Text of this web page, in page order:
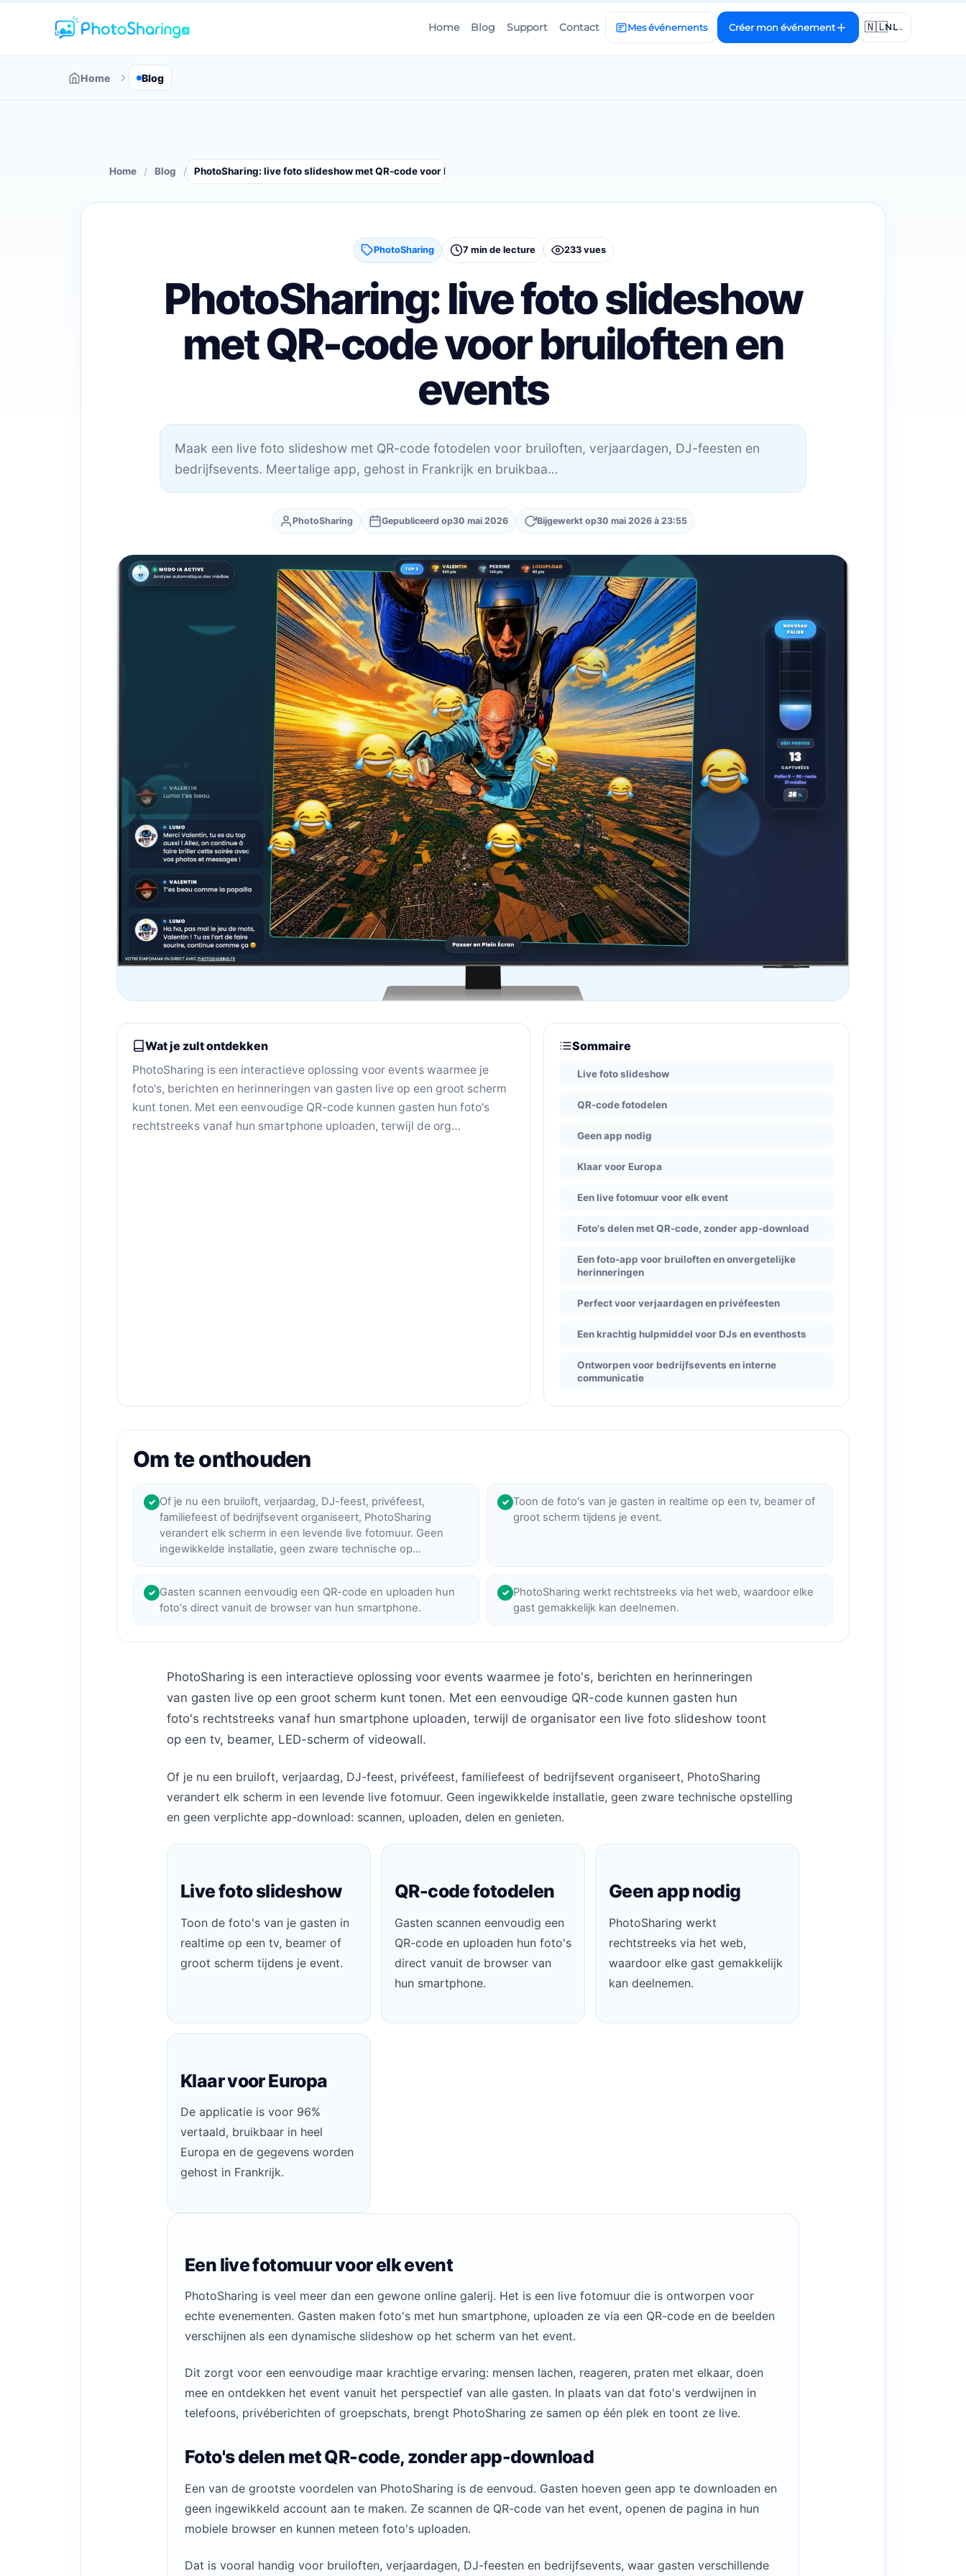
Home Blog Support Contact Mes événements Créer mon événement 🇳🇱NL⌄
Home Blog
Home / Blog / PhotoSharing: live foto slideshow met QR-code voor bruiloften en events
PhotoSharing 7 min de lecture 233 vues
PhotoSharing: live foto slideshow
met QR-code voor bruiloften en
events
Maak een live foto slideshow met QR-code fotodelen voor bruiloften, verjaardagen, DJ-feesten en
bedrijfsevents. Meertalige app, gehost in Frankrijk en bruikbaa…
PhotoSharing Gepubliceerd op30 mai 2026 Bijgewerkt op30 mai 2026 à 23:55
Wat je zult ontdekken
PhotoSharing is een interactieve oplossing voor events waarmee je
foto's, berichten en herinneringen van gasten live op een groot scherm
kunt tonen. Met een eenvoudige QR-code kunnen gasten hun foto's
rechtstreeks vanaf hun smartphone uploaden, terwijl de org…
Sommaire
Live foto slideshow
QR-code fotodelen
Geen app nodig
Klaar voor Europa
Een live fotomuur voor elk event
Foto's delen met QR-code, zonder app-download
Een foto-app voor bruiloften en onvergetelijke
herinneringen
Perfect voor verjaardagen en privéfeesten
Een krachtig hulpmiddel voor DJs en eventhosts
Ontworpen voor bedrijfsevents en interne
communicatie
Om te onthouden
✓ Of je nu een bruiloft, verjaardag, DJ-feest, privéfeest,
familiefeest of bedrijfsevent organiseert, PhotoSharing
verandert elk scherm in een levende live fotomuur. Geen
ingewikkelde installatie, geen zware technische op…
✓ Toon de foto's van je gasten in realtime op een tv, beamer of
groot scherm tijdens je event.
✓ Gasten scannen eenvoudig een QR-code en uploaden hun
foto's direct vanuit de browser van hun smartphone.
✓ PhotoSharing werkt rechtstreeks via het web, waardoor elke
gast gemakkelijk kan deelnemen.
PhotoSharing is een interactieve oplossing voor events waarmee je foto's, berichten en herinneringen
van gasten live op een groot scherm kunt tonen. Met een eenvoudige QR-code kunnen gasten hun
foto's rechtstreeks vanaf hun smartphone uploaden, terwijl de organisator een live foto slideshow toont
op een tv, beamer, LED-scherm of videowall.
Of je nu een bruiloft, verjaardag, DJ-feest, privéfeest, familiefeest of bedrijfsevent organiseert, PhotoSharing
verandert elk scherm in een levende live fotomuur. Geen ingewikkelde installatie, geen zware technische opstelling
en geen verplichte app-download: scannen, uploaden, delen en genieten.
Live foto slideshow
Toon de foto's van je gasten in
realtime op een tv, beamer of
groot scherm tijdens je event.
QR-code fotodelen
Gasten scannen eenvoudig een
QR-code en uploaden hun foto's
direct vanuit de browser van
hun smartphone.
Geen app nodig
PhotoSharing werkt
rechtstreeks via het web,
waardoor elke gast gemakkelijk
kan deelnemen.
Klaar voor Europa
De applicatie is voor 96%
vertaald, bruikbaar in heel
Europa en de gegevens worden
gehost in Frankrijk.
Een live fotomuur voor elk event
PhotoSharing is veel meer dan een gewone online galerij. Het is een live fotomuur die is ontworpen voor
echte evenementen. Gasten maken foto's met hun smartphone, uploaden ze via een QR-code en de beelden
verschijnen als een dynamische slideshow op het scherm van het event.
Dit zorgt voor een eenvoudige maar krachtige ervaring: mensen lachen, reageren, praten met elkaar, doen
mee en ontdekken het event vanuit het perspectief van alle gasten. In plaats van dat foto's verdwijnen in
telefoons, privéberichten of groepschats, brengt PhotoSharing ze samen op één plek en toont ze live.
Foto's delen met QR-code, zonder app-download
Een van de grootste voordelen van PhotoSharing is de eenvoud. Gasten hoeven geen app te downloaden en
geen ingewikkeld account aan te maken. Ze scannen de QR-code van het event, openen de pagina in hun
mobiele browser en kunnen meteen foto's uploaden.
Dat is vooral handig voor bruiloften, verjaardagen, DJ-feesten en bedrijfsevents, waar gasten verschillende